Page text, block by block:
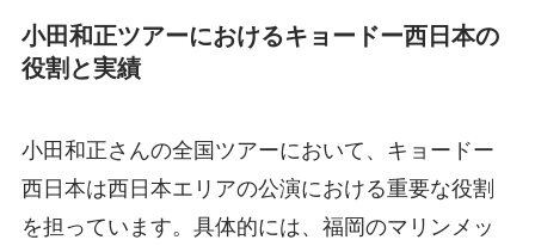
小田和正ツアーにおけるキョードー西日本の
役割と実績
小田和正さんの全国ツアーにおいて、キョードー
西日本は西日本エリアの公演における重要な役割
を担っています。具体的には、福岡のマリンメッ